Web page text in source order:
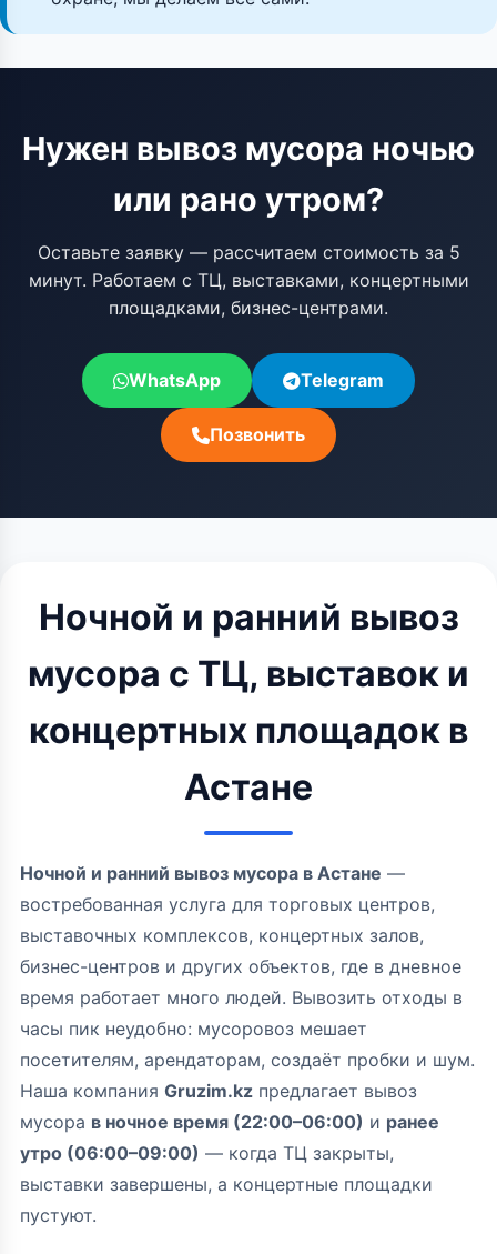
Нужен вывоз мусора ночью
или рано утром?
Оставьте заявку — рассчитаем стоимость за 5
минут. Работаем с ТЦ, выставками, концертными
площадками, бизнес-центрами.
WhatsApp Telegram
Позвонить
Ночной и ранний вывоз
мусора с ТЦ, выставок и
концертных площадок в
Астане
Ночной и ранний вывоз мусора в Астане —
востребованная услуга для торговых центров,
выставочных комплексов, концертных залов,
бизнес-центров и других объектов, где в дневное
время работает много людей. Вывозить отходы в
часы пик неудобно: мусоровоз мешает
посетителям, арендаторам, создаёт пробки и шум.
Наша компания Gruzim.kz предлагает вывоз
мусора в ночное время (22:00–06:00) и ранее
утро (06:00–09:00) — когда ТЦ закрыты,
выставки завершены, а концертные площадки
пустуют.